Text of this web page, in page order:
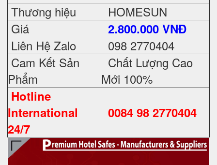
Thương hiệu
HOMESUN
Giá
2.800.000 VNĐ
Liên Hệ Zalo
098 2770404
Cam Kết Sản
Phẩm
Chất Lượng Cao
Mới 100%
Hotline
International
24/7
0084 98 2770404